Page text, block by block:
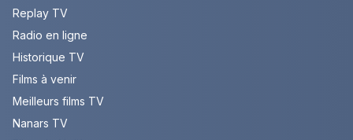
Replay TV
Radio en ligne
Historique TV
Films à venir
Meilleurs films TV
Nanars TV